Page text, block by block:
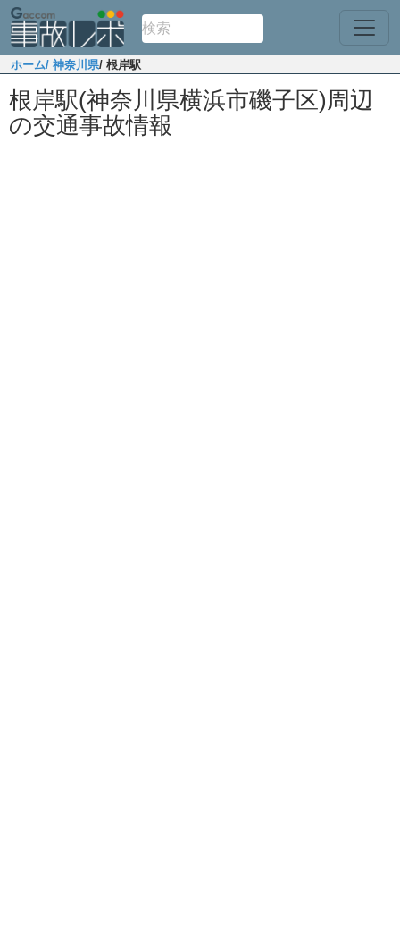
ホーム/ 神奈川県/ 根岸駅
根岸駅(神奈川県横浜市磯子区)周辺
の交通事故情報